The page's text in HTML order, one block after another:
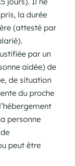
la durée
(attesté par
par un
aidée) de
de situation
du proche
personne
peut être